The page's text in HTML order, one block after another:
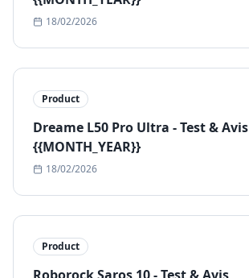
18/02/2026
Product
Dreame L50 Pro Ultra - Test & Avis
{{MONTH_YEAR}}
18/02/2026
Product